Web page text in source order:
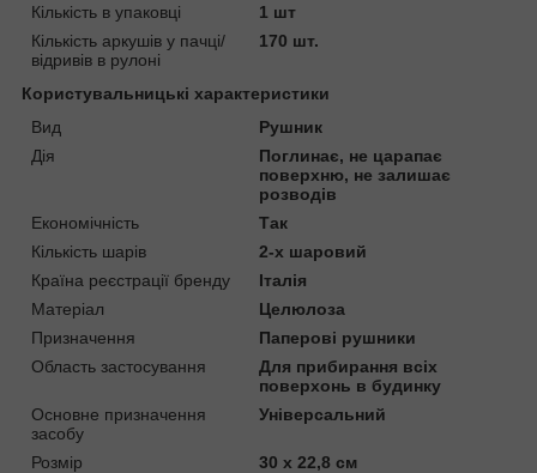
Кількість в упаковці
1 шт
Кількість аркушів у пачці/
відривів в рулоні
170 шт.
Користувальницькі характеристики
Вид
Рушник
Дія
Поглинає, не царапає
поверхню, не залишає
розводів
Економічність
Так
Кількість шарів
2-х шаровий
Країна реєстрації бренду
Італія
Матеріал
Целюлоза
Призначення
Паперові рушники
Область застосування
Для прибирання всіх
поверхонь в будинку
Основне призначення
засобу
Універсальний
Розмір
30 х 22,8 см